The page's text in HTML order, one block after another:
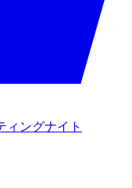
ングナイト